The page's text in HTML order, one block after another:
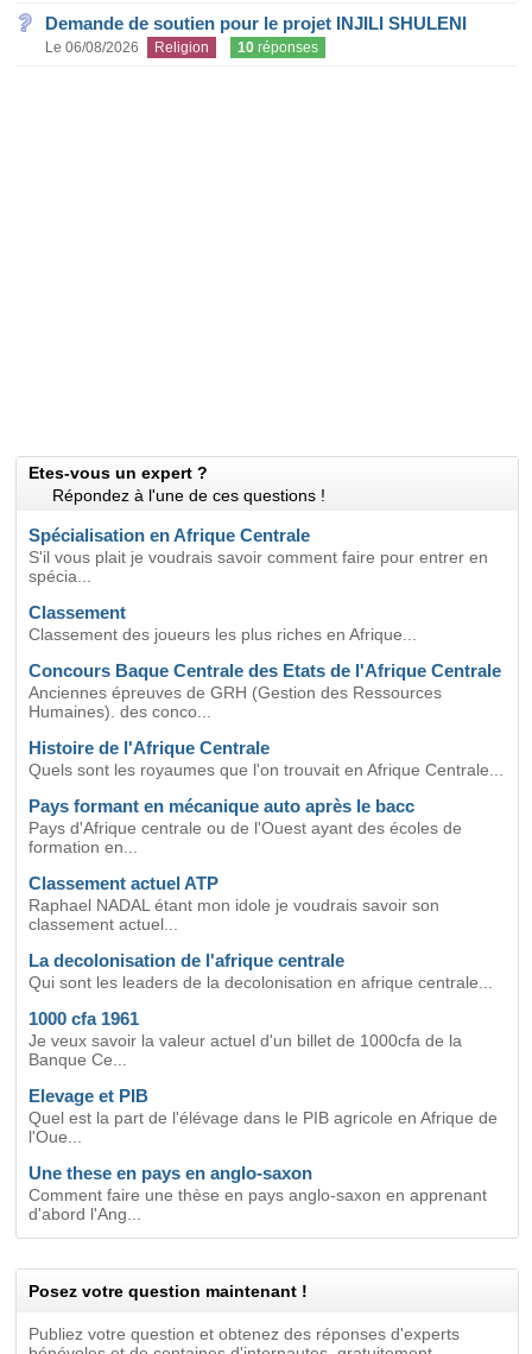
Demande de soutien pour le projet INJILI SHULENI
Le 06/08/2026 Religion 10 réponses
Etes-vous un expert ?
Répondez à l'une de ces questions !
Spécialisation en Afrique Centrale
S'il vous plait je voudrais savoir comment faire pour entrer en
spécia...
Classement
Classement des joueurs les plus riches en Afrique...
Concours Baque Centrale des Etats de l'Afrique Centrale
Anciennes épreuves de GRH (Gestion des Ressources
Humaines). des conco...
Histoire de l'Afrique Centrale
Quels sont les royaumes que l'on trouvait en Afrique Centrale...
Pays formant en mécanique auto après le bacc
Pays d'Afrique centrale ou de l'Ouest ayant des écoles de
formation en...
Classement actuel ATP
Raphael NADAL étant mon idole je voudrais savoir son
classement actuel...
La decolonisation de l'afrique centrale
Qui sont les leaders de la decolonisation en afrique centrale...
1000 cfa 1961
Je veux savoir la valeur actuel d'un billet de 1000cfa de la
Banque Ce...
Elevage et PIB
Quel est la part de l'élévage dans le PIB agricole en Afrique de
l'Oue...
Une these en pays en anglo-saxon
Comment faire une thèse en pays anglo-saxon en apprenant
d'abord l'Ang...
Posez votre question maintenant !
Publiez votre question et obtenez des réponses d'experts